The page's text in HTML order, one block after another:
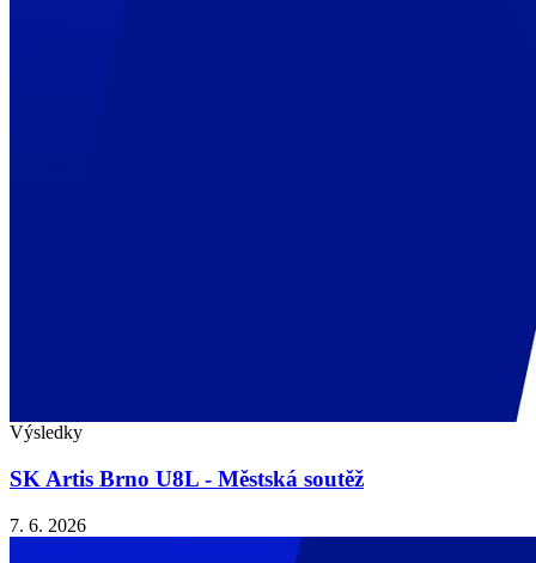
Výsledky
SK Artis Brno U8L - Městská soutěž
7. 6. 2026